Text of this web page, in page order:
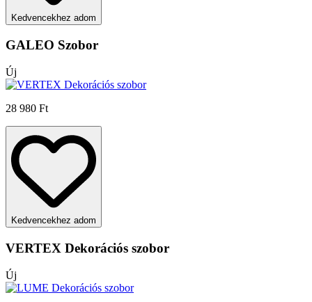
Kedvencekhez adom
GALEO Szobor
Új
28 980 Ft
Kedvencekhez adom
VERTEX Dekorációs szobor
Új